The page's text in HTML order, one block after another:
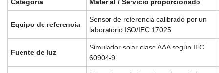
Categoría Material / Servicio proporcionado
Equipo de referencia
Sensor de referencia calibrado por un
laboratorio ISO/IEC 17025
Fuente de luz
Simulador solar clase AAA según IEC
60904-9